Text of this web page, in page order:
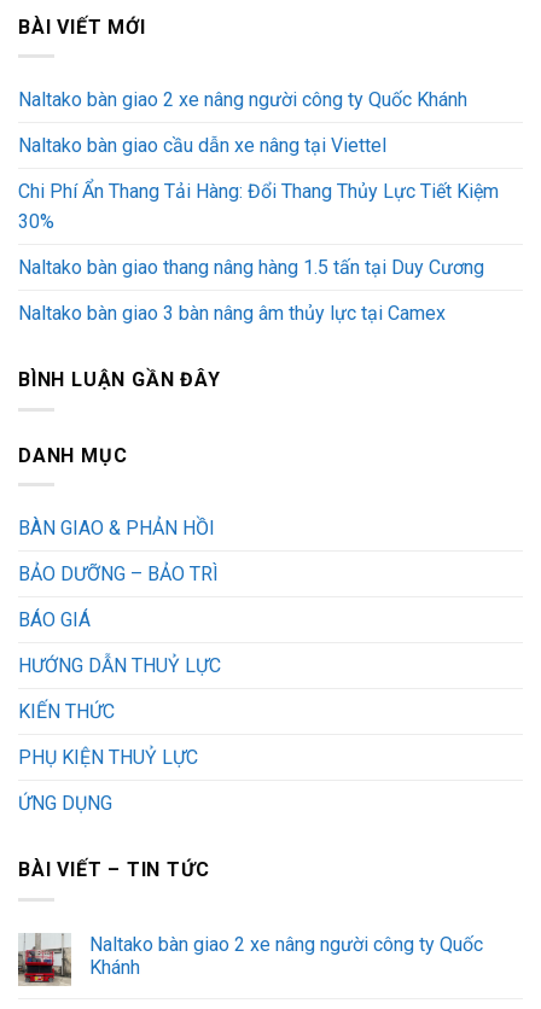
BÀI VIẾT MỚI
Naltako bàn giao 2 xe nâng người công ty Quốc Khánh
Naltako bàn giao cầu dẫn xe nâng tại Viettel
Chi Phí Ẩn Thang Tải Hàng: Đổi Thang Thủy Lực Tiết Kiệm
30%
Naltako bàn giao thang nâng hàng 1.5 tấn tại Duy Cương
Naltako bàn giao 3 bàn nâng âm thủy lực tại Camex
BÌNH LUẬN GẦN ĐÂY
DANH MỤC
BÀN GIAO & PHẢN HỒI
BẢO DƯỠNG – BẢO TRÌ
BÁO GIÁ
HƯỚNG DẪN THUỶ LỰC
KIẾN THỨC
PHỤ KIỆN THUỶ LỰC
ỨNG DỤNG
BÀI VIẾT – TIN TỨC
Naltako bàn giao 2 xe nâng người công ty Quốc
Khánh